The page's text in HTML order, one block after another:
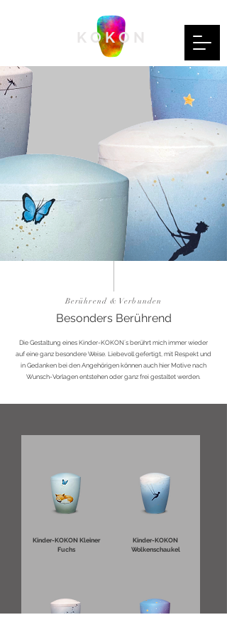
K O K O N
Berührend & Verbunden
Besonders Berührend
Die Gestaltung eines Kinder-KOKON´s berührt mich immer wieder
auf eine ganz besondere Weise. Liebevoll gefertigt, mit Respekt und
in Gedanken bei den Angehörigen können auch hier Motive nach
Wunsch-Vorlagen entstehen oder ganz frei gestaltet werden.
Kinder-KOKON Kleiner
Fuchs
Kinder-KOKON
Wolkenschaukel